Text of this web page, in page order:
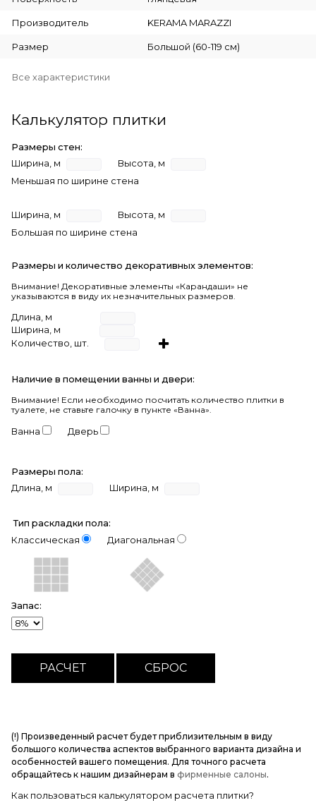
Производитель KERAMA MARAZZI
Размер Большой (60-119 см)
Все характеристики
Калькулятор плитки
Размеры стен:
Ширина, м
Высота, м
Меньшая по ширине стена
Ширина, м
Высота, м
Большая по ширине стена
Размеры и количество декоративных элементов:
Внимание! Декоративные элементы «Карандаши» не
указываются в виду их незначительных размеров.
Длина, м
Ширина, м
Количество, шт.
Наличие в помещении ванны и двери:
Внимание! Если необходимо посчитать количество плитки в
туалете, не ставьте галочку в пункте «Ванна».
Ванна Дверь
Размеры пола:
Длина, м
Ширина, м
Тип раскладки пола:
Классическая
Диагональная
Запас:
(!) Произведенный расчет будет приблизительным в виду
большого количества аспектов выбранного варианта дизайна и
особенностей вашего помещения. Для точного расчета
обращайтесь к нашим дизайнерам в фирменные салоны.
Как пользоваться калькулятором расчета плитки?